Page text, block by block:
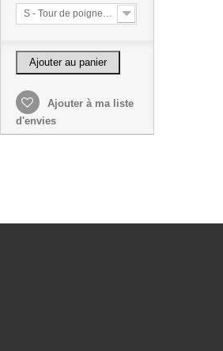
S - Tour de poignet mesure bord à bord 15
Ajouter au panier
Ajouter à ma liste
d'envies